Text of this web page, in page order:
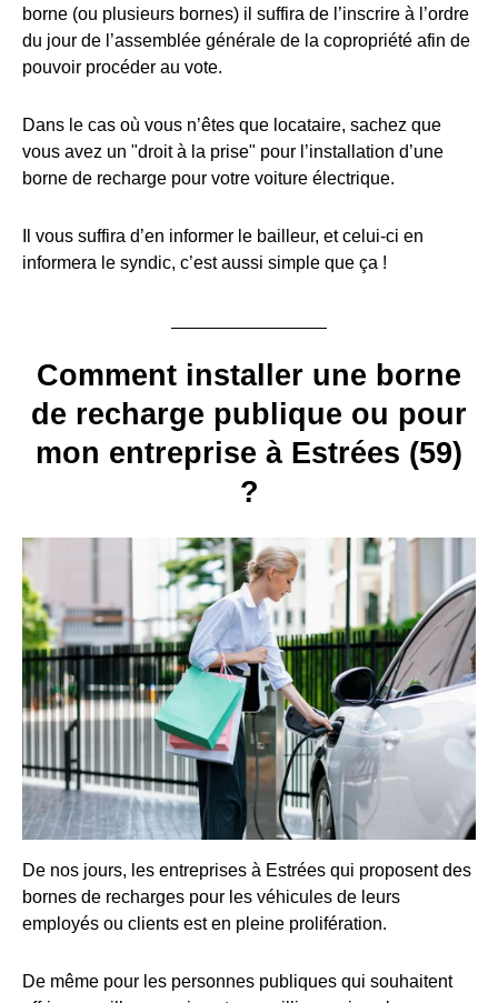
borne (ou plusieurs bornes) il suffira de l’inscrire à l’ordre
du jour de l’assemblée générale de la copropriété afin de
pouvoir procéder au vote.
Dans le cas où vous n’êtes que locataire, sachez que
vous avez un "droit à la prise" pour l’installation d’une
borne de recharge pour votre voiture électrique.
Il vous suffira d’en informer le bailleur, et celui-ci en
informera le syndic, c’est aussi simple que ça !
Comment installer une borne
de recharge publique ou pour
mon entreprise à Estrées (59)
?
De nos jours, les entreprises à Estrées qui proposent des
bornes de recharges pour les véhicules de leurs
employés ou clients est en pleine prolifération.
De même pour les personnes publiques qui souhaitent